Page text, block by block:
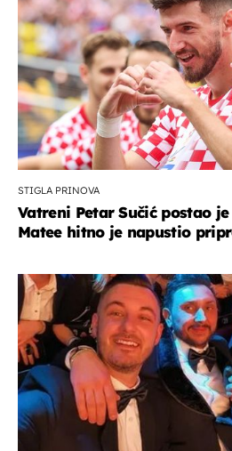
STIGLA PRINOVA
Vatreni Petar Sučić postao
Matee hitno je napustio